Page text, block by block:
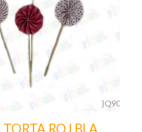
ROJ BLA